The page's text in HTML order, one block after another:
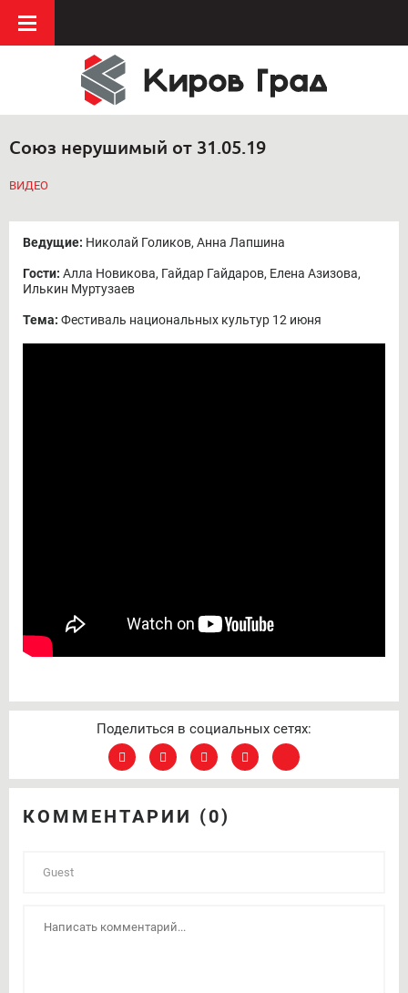
Союз нерушимый от 31.05.19
ВИДЕО
Ведущие: Николай Голиков, Анна Лапшина
Гости: Алла Новикова, Гайдар Гайдаров, Елена Азизова,
Илькин Муртузаев
Тема: Фестиваль национальных культур 12 июня
Поделиться в социальных сетях:
КОММЕНТАРИИ (0)